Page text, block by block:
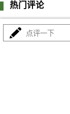
热门评论
0 条评论
点评一下